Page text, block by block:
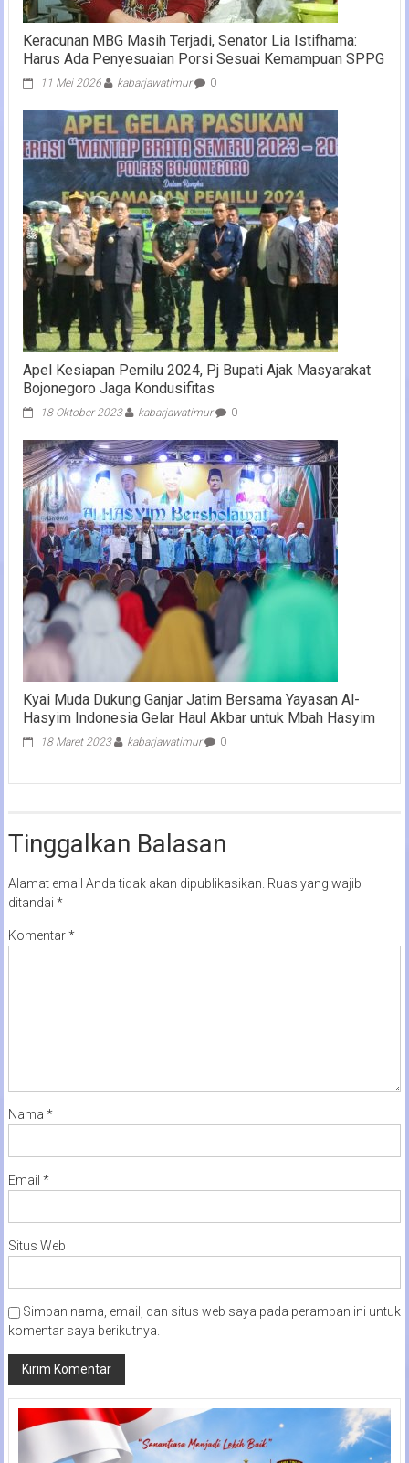
Keracunan MBG Masih Terjadi, Senator Lia Istifhama:
Harus Ada Penyesuaian Porsi Sesuai Kemampuan SPPG
11 Mei 2026 kabarjawatimur 0
Apel Kesiapan Pemilu 2024, Pj Bupati Ajak Masyarakat
Bojonegoro Jaga Kondusifitas
18 Oktober 2023 kabarjawatimur 0
Kyai Muda Dukung Ganjar Jatim Bersama Yayasan Al-
Hasyim Indonesia Gelar Haul Akbar untuk Mbah Hasyim
18 Maret 2023 kabarjawatimur 0
Tinggalkan Balasan
Alamat email Anda tidak akan dipublikasikan. Ruas yang wajib
ditandai *
Komentar*
Nama *
Email *
Situs Web
Simpan nama, email, dan situs web saya pada peramban ini untuk
komentar saya berikutnya.